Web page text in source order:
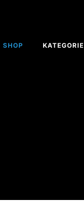
SHOP